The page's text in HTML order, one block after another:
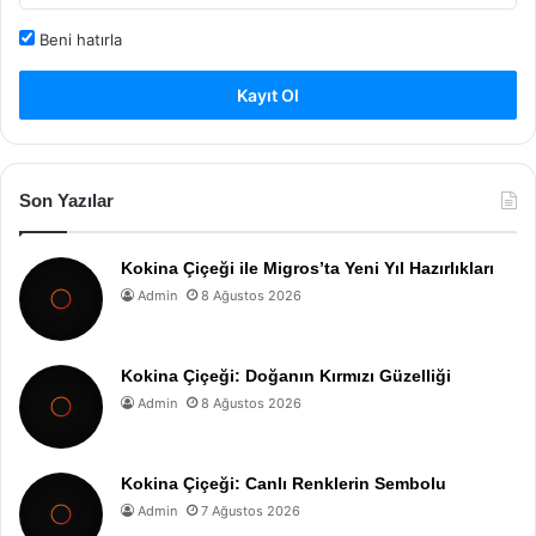
Beni hatırla
Kayıt Ol
Son Yazılar
Kokina Çiçeği ile Migros’ta Yeni Yıl Hazırlıkları
Admin 8 Ağustos 2026
Kokina Çiçeği: Doğanın Kırmızı Güzelliği
Admin 8 Ağustos 2026
Kokina Çiçeği: Canlı Renklerin Sembolu
Admin 7 Ağustos 2026